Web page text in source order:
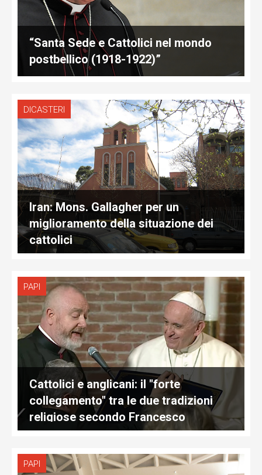
“Santa Sede e Cattolici nel mondo
postbellico (1918-1922)”
DICASTERI
Iran: Mons. Gallagher per un
miglioramento della situazione dei
cattolici
PAPI
Cattolici e anglicani: il "forte
collegamento" tra le due tradizioni
religiose secondo Francesco
PAPI